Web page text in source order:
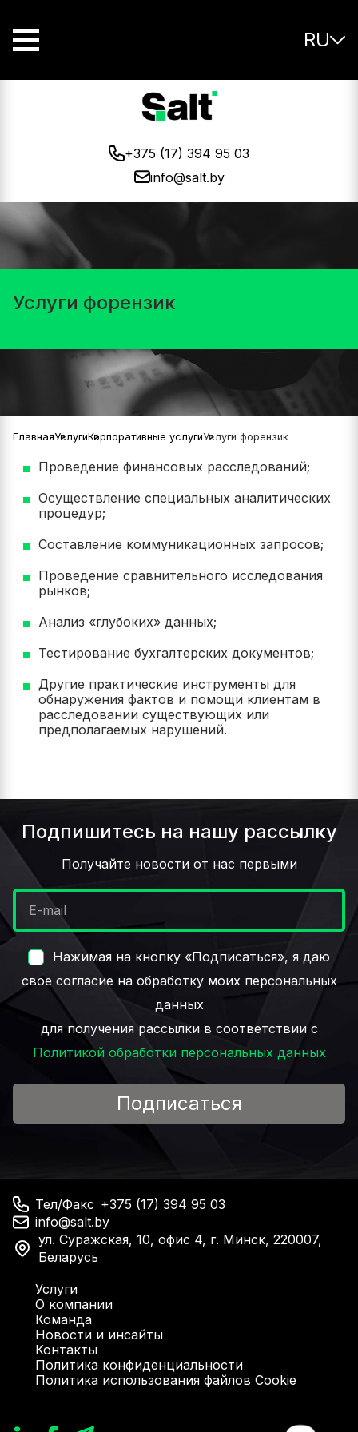
RU
+375 (17) 394 95 03
info@salt.by
Услуги форензик
ГлавнаяУслугиКорпоративные услугиУслуги форензик
Проведение финансовых расследований;
Осуществление специальных аналитических
процедур;
Составление коммуникационных запросов;
Проведение сравнительного исследования
рынков;
Анализ «глубоких» данных;
Тестирование бухгалтерских документов;
Другие практические инструменты для
обнаружения фактов и помощи клиентам в
расследовании существующих или
предполагаемых нарушений.
Подпишитесь на нашу рассылку
Получайте новости от нас первыми
Нажимая на кнопку «Подписаться», я даю
свое согласие на обработку моих персональных
данных
для получения рассылки в соответствии с
Политикой обработки персональных данных
Подписаться
Тел/Факс +375 (17) 394 95 03
info@salt.by
ул. Суражская, 10, офис 4, г. Минск, 220007,
Беларусь
Услуги
О компании
Команда
Новости и инсайты
Контакты
Политика конфиденциальности
Политика использования файлов Cookie